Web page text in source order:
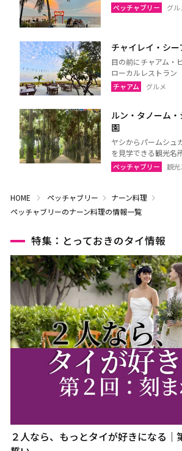
ペッチャブリー グル
チャイレイ・シ
目の前にチャアム・
ローカルレストラン
チャアム グルメ
ルン・タノーム
園
ヤシからパームシュ
を見学できる観光名
ペッチャブリー 観
HOME ペッチャブリー
ナーン料理
ペッチャブリーのナーン料理の情報一覧
特集：とっておきのタイ情報
２人なら、もっとタイが好きになる｜